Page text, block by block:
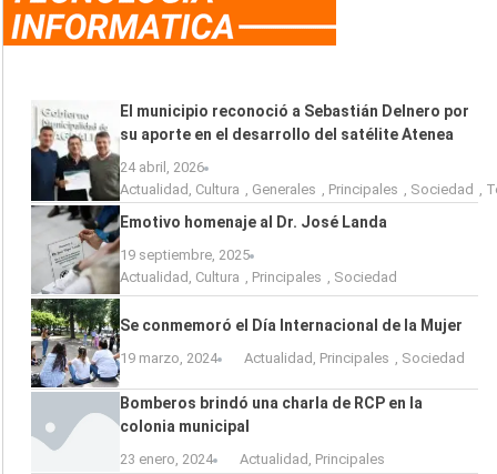
El municipio reconoció a Sebastián Delnero por
su aporte en el desarrollo del satélite Atenea
24 abril, 2026
Actualidad Cultura Generales Principales Sociedad
Emotivo homenaje al Dr. José Landa
19 septiembre, 2025
Actualidad Cultura Principales Sociedad
Se conmemoró el Día Internacional de la Mujer
19 marzo, 2024 Actualidad , Principales , Sociedad
Bomberos brindó una charla de RCP en la
colonia municipal
23 enero, 2024 Actualidad Principales